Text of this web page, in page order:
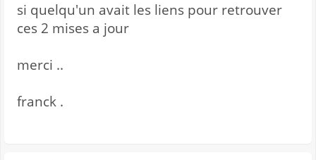
si quelqu'un avait les liens pour retrouver
ces 2 mises a jour
merci ..
franck .